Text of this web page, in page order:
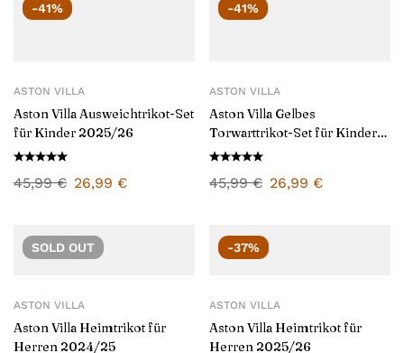
-41%
ASTON VILLA
Aston Villa Ausweichtrikot-Set
für Kinder 2025/26
45,99€ 26,99 €
-41%
ASTON VILLA
Aston Villa Gelbes
Torwarttrikot-Set für Kinder
2025/26
45,99€ 26,99 €
SOLD OUT
ASTON VILLA
Aston Villa Heimtrikot für
Herren 2024/25
-37%
ASTON VILLA
Aston Villa Heimtrikot für
Herren 2025/26